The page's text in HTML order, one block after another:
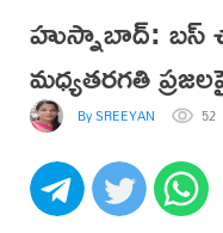
హుస్నాబాద్: బస్
మధ్యతరగతి
By SREEYAN 52